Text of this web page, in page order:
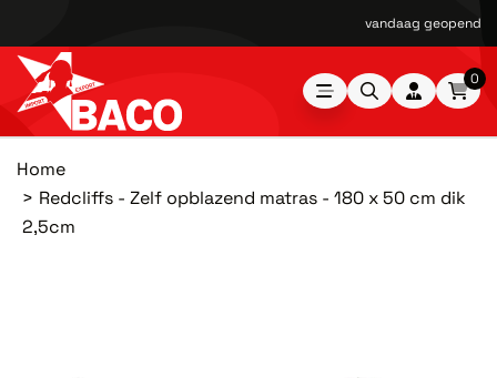
vandaag geopend
0
Home
Redcliffs - Zelf opblazend matras - 180 x 50 cm dik
2,5cm